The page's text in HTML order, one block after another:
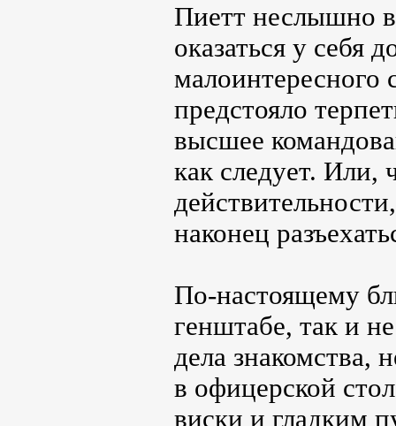
Пиетт неслышно
оказаться у себя
малоинтересного
предстояло
высшее
как следует. Или,
наконец
По-настоящему
генштабе, так и
дела знакомства,
в офицерской
виски и гладким